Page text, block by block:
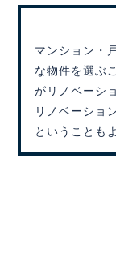
マンション・
な物件を選ぶ
がリノベーシ
リノベーショ
ということも